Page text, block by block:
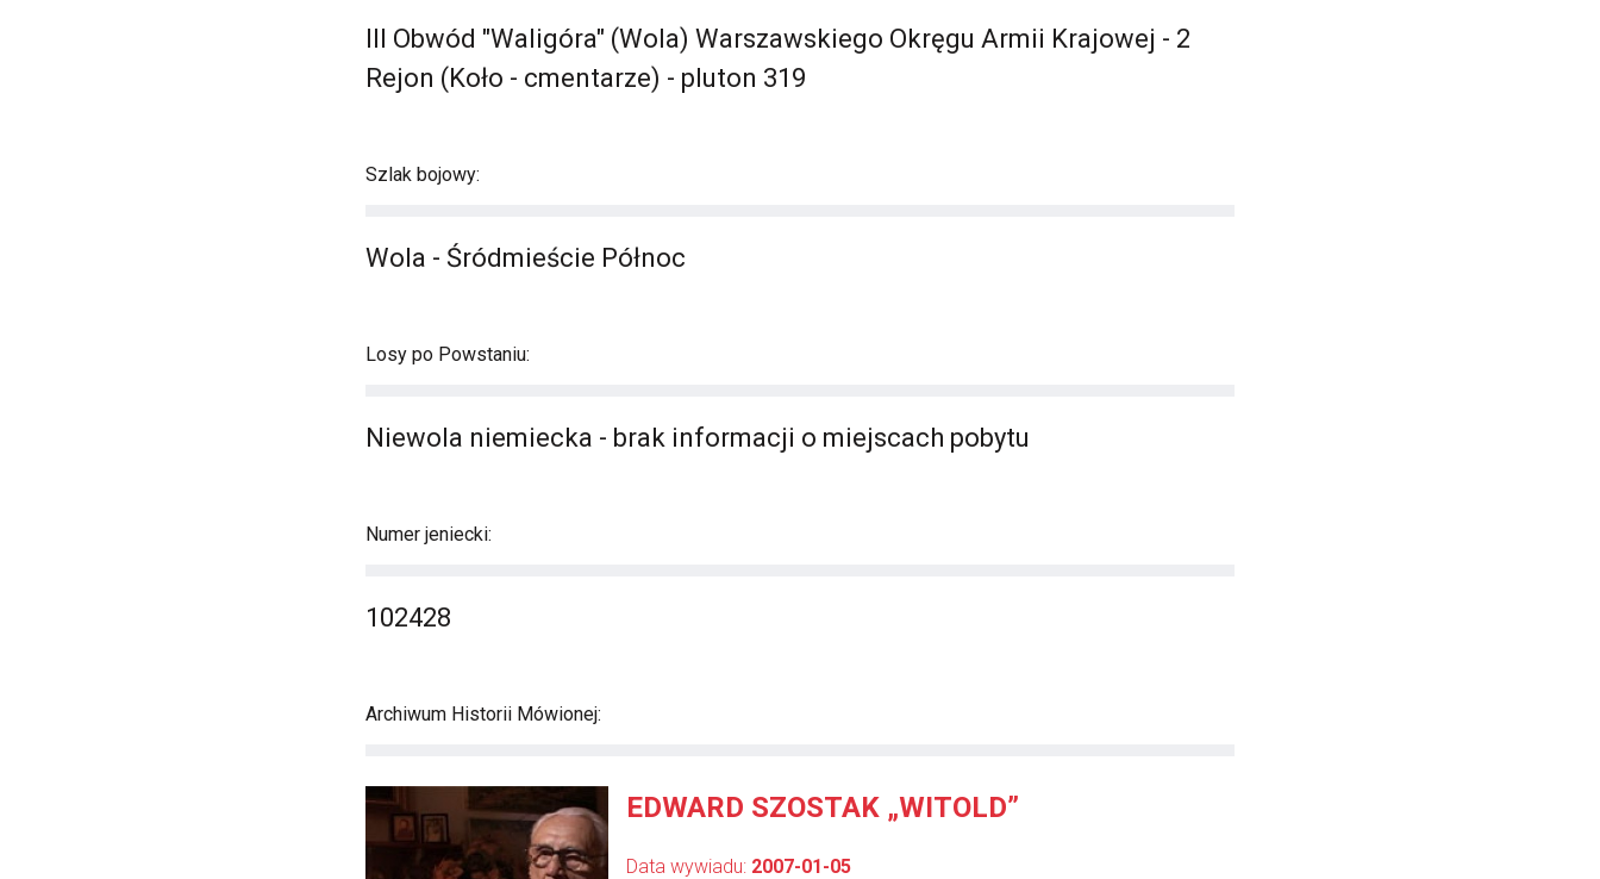
III Obwód "Waligóra" (Wola) Warszawskiego Okręgu Armii Krajowej - 2
Rejon (Koło - cmentarze) - pluton 319
Szlak bojowy:
Wola - Śródmieście Północ
Losy po Powstaniu:
Niewola niemiecka - brak informacji o miejscach pobytu
Numer jeniecki:
102428
Archiwum Historii Mówionej:
EDWARD SZOSTAK „WITOLD”
Data wywiadu: 2007-01-05